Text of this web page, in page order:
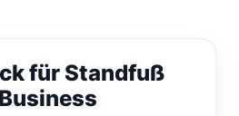
für Standfuß